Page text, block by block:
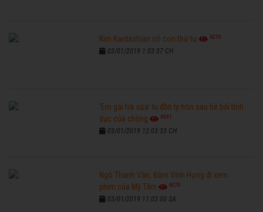
Kim Kardashian có con thứ tư 6270
03/01/2019 1:03:37 CH
'Em gái trà sữa' bị đồn ly hôn sau bê bối tình
dục của chồng
6591
03/01/2019 12:03:33 CH
Ngô Thanh Vân, Đàm Vĩnh Hưng đi xem
phim của Mỹ Tâm
6270
03/01/2019 11:03:00 SA